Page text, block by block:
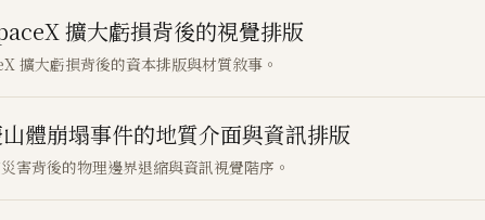
擴大虧損背後的視覺排版
擴大虧損背後的資本排版與材質敘事。
體崩塌事件的地質介面與資訊排版
害背後的物理邊界退縮與資訊視覺階序。